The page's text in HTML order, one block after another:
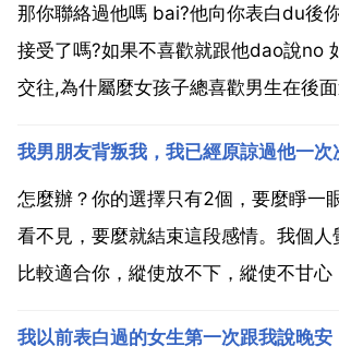
那你聯絡過他嗎 bai?他向你表白du後
接受了嗎?如果不喜歡就跟他dao說no
交往,為什屬麼女孩子總喜歡男生在後
想接還是有事不能接,如果錯過了 為什
下對方有什麼事.我看不愛，要bai...
怎麼辦？你的選擇只有2個，要麼睜一
看不見，要麼就結束這段感情。我個人
比較適合你，縱使放不下，縱使不甘心
可以再次背叛你，因為你終究會原諒他